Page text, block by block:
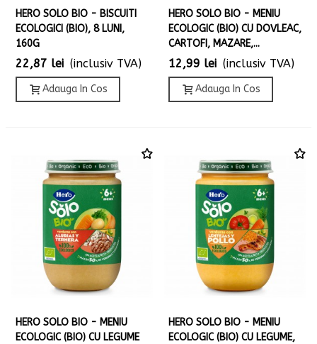
HERO SOLO BIO - BISCUITI
ECOLOGICI (BIO), 8 LUNI,
160G
22,87 lei (inclusiv TVA)
Adauga In Cos
HERO SOLO BIO - MENIU
ECOLOGIC (BIO) CU DOVLEAC,
CARTOFI, MAZARE,...
12,99 lei (inclusiv TVA)
Adauga In Cos
HERO SOLO BIO - MENIU
ECOLOGIC (BIO) CU LEGUME
HERO SOLO BIO - MENIU
ECOLOGIC (BIO) CU LEGUME,